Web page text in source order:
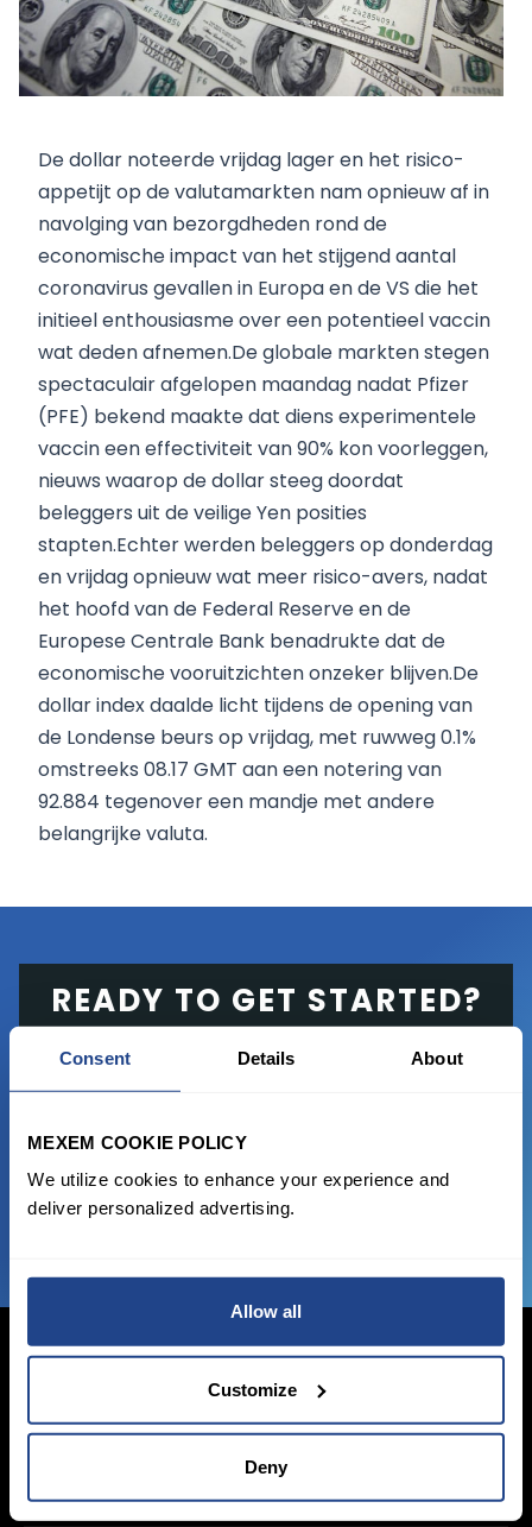
Consent Details About
MEXEM COOKIE POLICY
We utilize cookies to enhance your experience and
deliver personalized advertising.
Allow all
Customize
Deny
De dollar noteerde vrijdag lager en het risico-
appetijt op de valutamarkten nam opnieuw af in
navolging van bezorgdheden rond de
economische impact van het stijgend aantal
coronavirus gevallen in Europa en de VS die het
initieel enthousiasme over een potentieel vaccin
wat deden afnemen.De globale markten stegen
spectaculair afgelopen maandag nadat Pfizer
(PFE) bekend maakte dat diens experimentele
vaccin een effectiviteit van 90% kon voorleggen,
nieuws waarop de dollar steeg doordat
beleggers uit de veilige Yen posities
stapten.Echter werden beleggers op donderdag
en vrijdag opnieuw wat meer risico-avers, nadat
het hoofd van de Federal Reserve en de
Europese Centrale Bank benadrukte dat de
economische vooruitzichten onzeker blijven.De
dollar index daalde licht tijdens de opening van
de Londense beurs op vrijdag, met ruwweg 0.1%
omstreeks 08.17 GMT aan een notering van
92.884 tegenover een mandje met andere
belangrijke valuta.
READY TO GET STARTED?
Start trading with the full package, from
state of the art platform to free tool and
JOIN US NOW
Login Now
Sign Up